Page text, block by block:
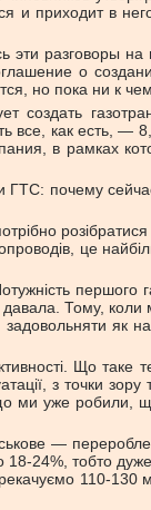
приходит в
эти разговоры
о
но пока ни к
как есть, —
в рамках
почему
це
давала. Тому,
як
Що таке
з точки зору
що ми уже
— перероблені
24%, тобто дуже
110-130